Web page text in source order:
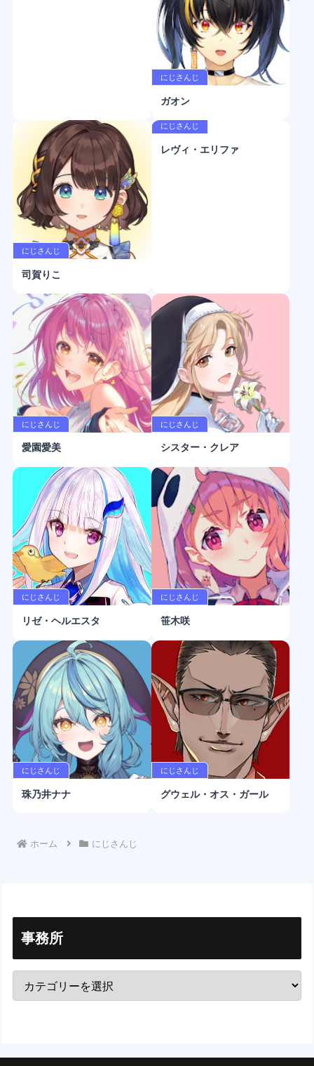
にじさんじ
ガオン
にじさんじ
司賀りこ
にじさんじ
レヴィ・エリファ
にじさんじ
愛園愛美
にじさんじ
シスター・クレア
にじさんじ
リゼ・ヘルエスタ
にじさんじ
笹木咲
にじさんじ
珠乃井ナナ
にじさんじ
グウェル・オス・ガール
ホーム にじさんじ
事務所